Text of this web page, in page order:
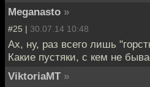
Meganasto »
#25 | 30.07.14 10:48
Ах, ну, раз всего лишь
Какие пустяки, с кем не
ViktoriaMT »